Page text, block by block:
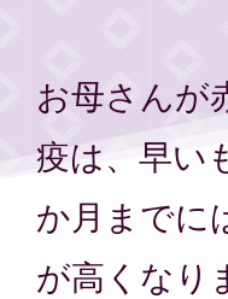
お母さんが
疫は、早い
か月までに
が高くなり